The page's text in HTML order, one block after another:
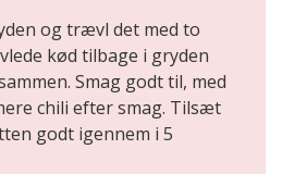
og trævl det med to
kød tilbage i gryden
Smag godt til, med
chili efter smag. Tilsæt
godt igennem i 5